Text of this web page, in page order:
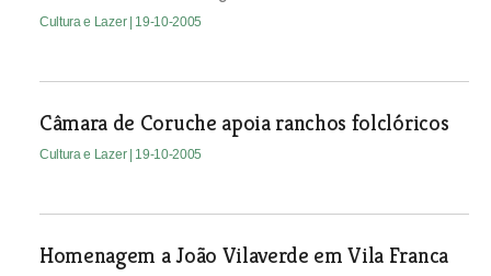
Cultura e Lazer | 19-10-2005
Câmara de Coruche apoia ranchos folclóricos
Cultura e Lazer | 19-10-2005
Homenagem a João Vilaverde em Vila Franca